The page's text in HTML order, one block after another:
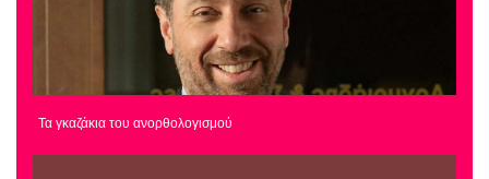
Τα γκαζάκια του ανορθολογισμού